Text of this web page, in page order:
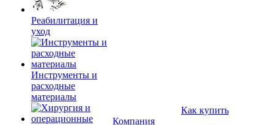
Реабилитация и
уход
Инструменты и
расходные
материалы
Компания
Как купить